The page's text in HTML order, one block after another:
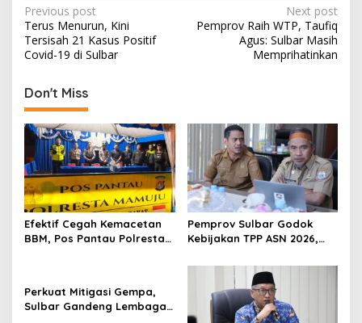
P
o
s
t
n
a
v
i
g
a
t
o
n
Previous post
Terus Menurun, Kini
Tersisah 21 Kasus Positif
Covid-19 di Sulbar
Next post
Pemprov Raih WTP, Taufiq
Agus: Sulbar Masih
Memprihatinkan
Don't Miss
Efektif Cegah Kemacetan
BBM, Pos Pantau Polresta
Pemprov Sulbar Godok
Kebijakan TPP ASN 2026,
Kemampuan Fiskal
Perkuat Mitigasi Gempa,
Sulbar Gandeng Lembaga